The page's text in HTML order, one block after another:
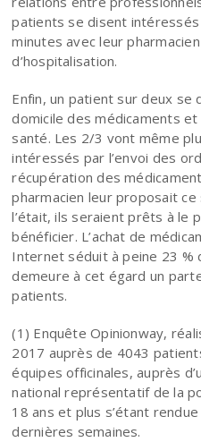
patients se disent
minutes avec leur
d’hospitalisation.
Enfin, un patient sur deux se
domicile des médicaments
santé. Les 2/3 vont même
intéressés par l’envoi des
récupération des
pharmacien leur proposait
l’était, ils seraient prêts à le
bénéficier. L’achat de
Internet séduit à peine 23 %
demeure à cet égard un
patients.
(1) Enquête Opinionway,
2017 auprès de 4043
équipes officinales, auprès
national représentatif de la
18 ans et plus s’étant
dernières semaines.